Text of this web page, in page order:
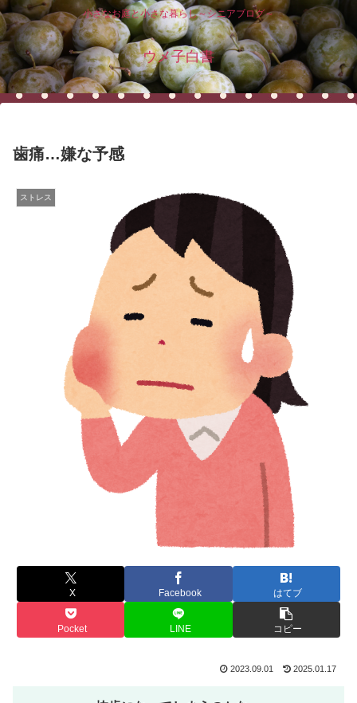
小さなお庭と小さな暮らし～シニアブログ～
ウメ子白書
歯痛…嫌な予感
ストレス
X Facebook はてブ
Pocket LINE コピー
2023.09.01 2025.01.17